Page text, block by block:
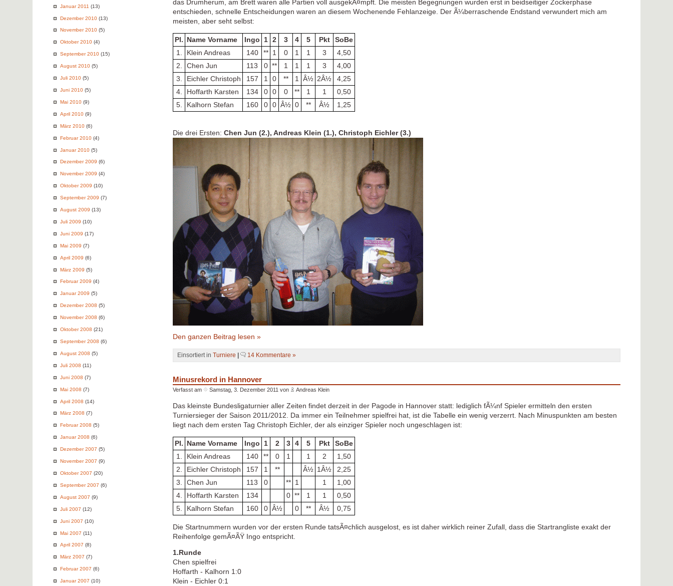
Januar 2011 (13)
Dezember 2010 (13)
November 2010 (5)
Oktober 2010 (4)
September 2010 (15)
August 2010 (5)
Juli 2010 (5)
Juni 2010 (5)
Mai 2010 (9)
April 2010 (9)
März 2010 (6)
Februar 2010 (4)
Januar 2010 (5)
Dezember 2009 (6)
November 2009 (4)
Oktober 2009 (10)
September 2009 (7)
August 2009 (13)
Juli 2009 (10)
Juni 2009 (17)
Mai 2009 (7)
April 2009 (6)
März 2009 (5)
Februar 2009 (4)
Januar 2009 (5)
Dezember 2008 (5)
November 2008 (6)
Oktober 2008 (21)
September 2008 (6)
August 2008 (5)
Juli 2008 (11)
Juni 2008 (7)
Mai 2008 (7)
April 2008 (14)
März 2008 (7)
Februar 2008 (5)
Januar 2008 (6)
Dezember 2007 (5)
November 2007 (9)
Oktober 2007 (20)
September 2007 (6)
August 2007 (9)
Juli 2007 (12)
Juni 2007 (10)
Mai 2007 (11)
April 2007 (8)
März 2007 (7)
Februar 2007 (6)
Januar 2007 (10)
das Drumherum, am Brett waren alle Partien voll ausgekÃ¤mpft. Die meisten Begegnungen wurden erst in beidseitiger Zockerphase
entschieden, schnelle Entscheidungen waren an diesem Wochenende Fehlanzeige. Der Ã¼berraschende Endstand verwundert mich am
meisten, aber seht selbst:
Pl. Name Vorname Ingo 1 2 3 4 5 Pkt
SoBe
1.
Klein Andreas 140 ** 1 0 1 1 3
4,50
2.
Chen Jun 113 0 ** 1 1 1 3
4,00
3.
Eichler Christoph 157 1 0 ** 1 Â½ 2Â½
4,25
4.
Hoffarth Karsten 134 0 0 0 ** 1 1
0,50
5.
Kalhorn Stefan 160 0 0 Â½ 0 ** Â½ 1,25
Die drei Ersten:Chen Jun (2.), Andreas Klein (1.), Christoph Eichler (3.)
Den ganzen Beitrag lesen »
Einsortiert inTurniere | 14 Kommentare »
Minusrekord in Hannover
Verfasst am Samstag, 3. Dezember 2011 von Andreas Klein
Das kleinste Bundesligaturnier aller Zeiten findet derzeit in der Pagode in Hannover statt: lediglich fÃ¼nf Spieler ermitteln den ersten
Turniersieger der Saison 2011/2012. Da immer ein Teilnehmer spielfrei hat, ist die Tabelle ein wenig verzerrt. Nach Minuspunkten am besten
liegt nach dem ersten Tag Christoph Eichler, der als einziger Spieler noch ungeschlagen ist:
Pl. Name Vorname Ingo 1 2 3 4 5 Pkt
SoBe
1.
Klein Andreas 140 ** 0 1 1 2
1,50
2.
Eichler Christoph 157 1 ** Â½ 1Â½
2,25
3.
Chen Jun 113 0 ** 1 1
1,00
4.
Hoffarth Karsten 134 0 ** 1 1
0,50
5.
Kalhorn Stefan 160 0 Â½ 0 ** Â½ 0,75
Die Startnummern wurden vor der ersten Runde tatsÃ¤chlich ausgelost, es ist daher wirklich reiner Zufall, dass die Startrangliste exakt der
Reihenfolge gemÃ¤ÃŸ Ingo entspricht.
1.Runde
Chen spielfrei
Hoffarth - Kalhorn 1:0
Klein - Eichler 0:1